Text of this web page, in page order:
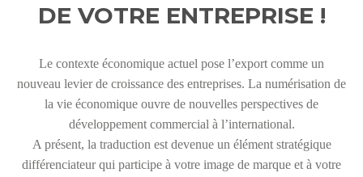
DE VOTRE ENTREPRISE !
Le contexte économique actuel pose l’export comme un
nouveau levier de croissance des entreprises. La numérisation de
la vie économique ouvre de nouvelles perspectives de
développement commercial à l’international.
A présent, la traduction est devenue un élément stratégique
différenciateur qui participe à votre image de marque et à votre